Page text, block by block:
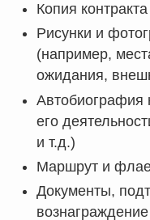
Копия
Рисунки и
(например,
ожидания,
Автобиография
его
и т.д.)
Маршрут и
Документы,